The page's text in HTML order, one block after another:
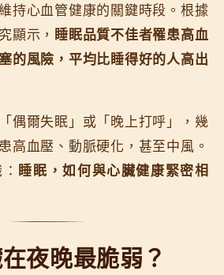
持心血管健康的關鍵時段。根據
顯示， 睡眠品質不佳者罹患高血
的風險，平均比睡得好的人高出
偶爾失眠」或「晚上打呼」，幾
高血壓、動脈硬化，甚至中風。
睡眠，如何與心臟健康緊密相
夜晚最脆弱？